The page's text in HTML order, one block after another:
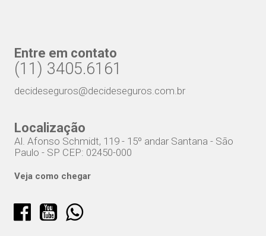
Entre em contato
(11) 3405.6161
decideseguros@decideseguros.com.br
Localização
Al. Afonso Schmidt, 119 - 15º andar Santana - São
Paulo - SP CEP: 02450-000
Veja como chegar